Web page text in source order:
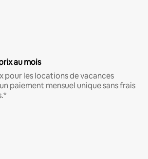
au mois
pour les locations de vacances
paiement mensuel unique sans frais